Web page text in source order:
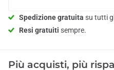
Spedizione gratuita su tutti
Resi gratuiti sempre.
Più acquisti, più